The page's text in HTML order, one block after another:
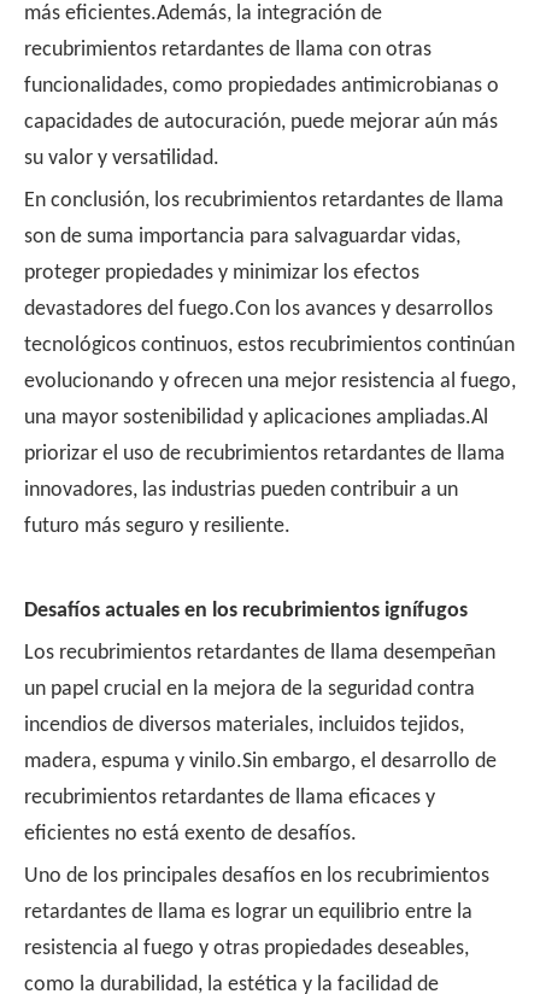
más eficientes.Además, la integración de
recubrimientos retardantes de llama con otras
funcionalidades, como propiedades antimicrobianas o
capacidades de autocuración, puede mejorar aún más
su valor y versatilidad.
En conclusión, los recubrimientos retardantes de llama
son de suma importancia para salvaguardar vidas,
proteger propiedades y minimizar los efectos
devastadores del fuego.Con los avances y desarrollos
tecnológicos continuos, estos recubrimientos continúan
evolucionando y ofrecen una mejor resistencia al fuego,
una mayor sostenibilidad y aplicaciones ampliadas.Al
priorizar el uso de recubrimientos retardantes de llama
innovadores, las industrias pueden contribuir a un
futuro más seguro y resiliente.
Desafíos actuales en los recubrimientos ignífugos
Los recubrimientos retardantes de llama desempeñan
un papel crucial en la mejora de la seguridad contra
incendios de diversos materiales, incluidos tejidos,
madera, espuma y vinilo.Sin embargo, el desarrollo de
recubrimientos retardantes de llama eficaces y
eficientes no está exento de desafíos.
Uno de los principales desafíos en los recubrimientos
retardantes de llama es lograr un equilibrio entre la
resistencia al fuego y otras propiedades deseables,
como la durabilidad, la estética y la facilidad de